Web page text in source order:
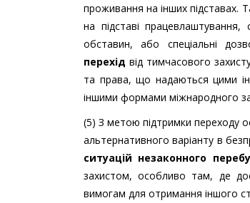
проживання на інших підставах.
на підставі
обставин, або спеціальні
перехід від тимчасового
та права, що надаються цими
іншими формами міжнародного
(5) З метою підтримки переходу
альтернативного варіанту в
ситуацій незаконного
захистом, особливо там, де
вимогам для отримання іншого